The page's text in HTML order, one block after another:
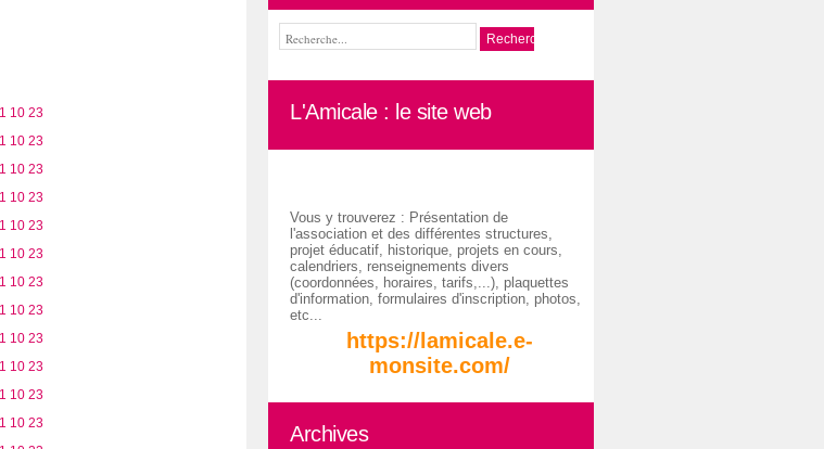
L'Amicale : le site web
Vous y trouverez : Présentation de
l'association et des différentes structures,
projet éducatif, historique, projets en cours,
calendriers, renseignements divers
(coordonnées, horaires, tarifs,...), plaquettes
d'information, formulaires d'inscription, photos,
etc...
https://lamicale.e-
monsite.com/
Archives